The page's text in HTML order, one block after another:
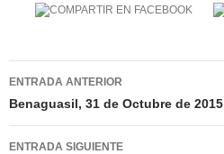
Navegación
de
entradas
ENTRADA ANTERIOR
Benaguasil, 31 de Octubre de 2015
ENTRADA SIGUIENTE